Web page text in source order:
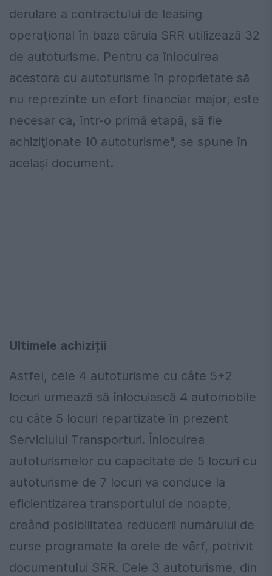
derulare a contractului de leasing
operaţional în baza căruia SRR utilizează 32
de autoturisme. Pentru ca înlocuirea
acestora cu autoturisme în proprietate să
nu reprezinte un efort financiar major, este
necesar ca, într-o primă etapă, să fie
achiziţionate 10 autoturisme", se spune în
acelaşi document.
Ultimele achiziții
Astfel, cele 4 autoturisme cu câte 5+2
locuri urmează să înlocuiască 4 automobile
cu câte 5 locuri repartizate în prezent
Serviciului Transporturi. Înlocuirea
autoturismelor cu capacitate de 5 locuri cu
autoturisme de 7 locuri va conduce la
eficientizarea transportului de noapte,
creând posibilitatea reducerii numărului de
curse programate la orele de vârf, potrivit
documentului SRR. Cele 3 autoturisme, din